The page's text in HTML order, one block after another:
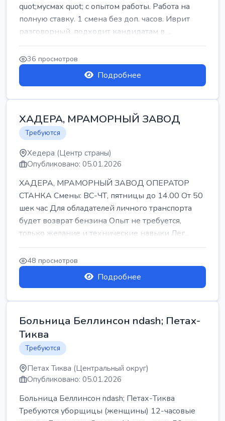
quot;мусмах quot; с опытом работы. Работа на
полную ставку. 1 смена без доп. часов. Иврит
разговорный. подходит кандидатам в ...
36 просмотров
Подробнее
ХАДЕРА, МРАМОРНЫЙ ЗАВОД
Требуются
Хедера (Центр страны)
Опубликовано: 05.01.2026
ХАДЕРА, МРАМОРНЫЙ ЗАВОД ОПЕРАТОР
СТАНКА Смены: ВС-ЧТ, пятницы до 14.00 От 50
шек час Для обладателей личного транспорта
будет возврат бензина Опыт не требуется,
только желание и технические навыки Лег...
48 просмотров
Подробнее
Больница Беллинсон ndash; Петах-
Тиква
Требуются
Петах Тиква (Центральный округ)
Опубликовано: 05.01.2026
Больница Беллинсон ndash; Петах-Тиква
Требуются уборщицы (женщины) 12-часовые